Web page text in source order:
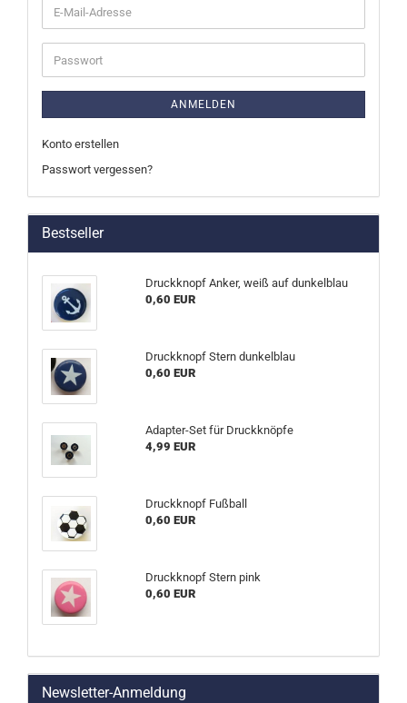
E-
Mail-
Adresse
Passwort
ANMELDEN
Konto erstellen
Passwort vergessen?
Bestseller
Druckknopf Anker, weiß auf dunkelblau
0,60 EUR
Druckknopf Stern dunkelblau
0,60 EUR
Adapter-Set für Druckknöpfe
4,99 EUR
Druckknopf Fußball
0,60 EUR
Druckknopf Stern pink
0,60 EUR
Newsletter-Anmeldung